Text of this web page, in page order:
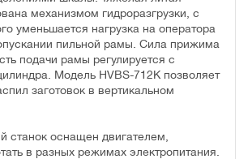
механизмом гидроразгрузки, с
уменьшается нагрузка на оператора
пильной рамы. Сила прижима
подачи рамы регулируется с
Модель HVBS-712K позволяет
заготовок в вертикальном
станок оснащен двигателем,
в разных режимах электропитания.